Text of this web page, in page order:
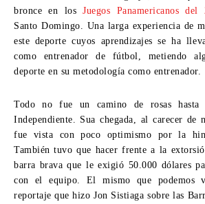
bronce en los
Juegos Panamericanos del
Santo Domingo
Una larga experiencia de
este deporte cuyos aprendizajes se ha
como entrenador de fútbol
metiendo
deporte en su metodología como entrenador.
Todo no fue un camino de rosas
Independiente . Sua chegada, al carecer de
fue vista con poco optimismo por la
También tuvo que hacer frente a la
barra brava que le exigió 50.000 dólares
con el equipo
El mismo que podemos
reportaje que hizo Jon Sistiaga sobre las